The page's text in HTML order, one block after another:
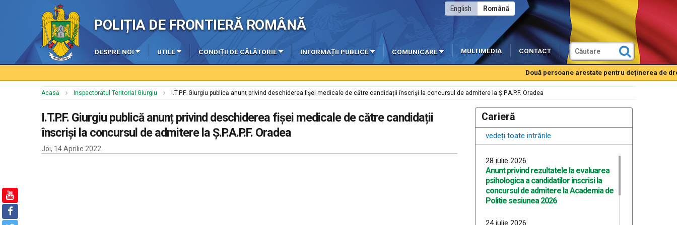
POLIȚIA DE FRONTIERĂ ROMÂNĂ
Română
English
DESPRE NOI UTILE CONDIȚII DE CĂLĂTORIE INFORMAȚII PUBLICE COMUNICARE MULTIMEDIA CONTACT
Două persoane arestate pentru deținerea de
Acasă Inspectoratul Teritorial Giurgiu I.T.P.F. Giurgiu publică anunț privind deschiderea fișei medicale de către candidații înscriși la concursul de admitere la Ș.P.A.P.F. Oradea
I.T.P.F. Giurgiu publică anunț privind deschiderea fișei medicale de către candidații
înscriși la concursul de admitere la Ș.P.A.P.F. Oradea
Joi, 14 Aprilie 2022
Carieră
vedeți toate intrările
28 iulie 2026
Anunt privind rezultatele la evaluarea
psihologica a candidatilor inscrisi la
concursul de admitere la Academia de
Politie sesiunea 2026
24 iulie 2026